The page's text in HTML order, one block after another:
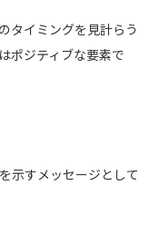
タイミングを見計らう
ポジティブな要素で
示すメッセージとして